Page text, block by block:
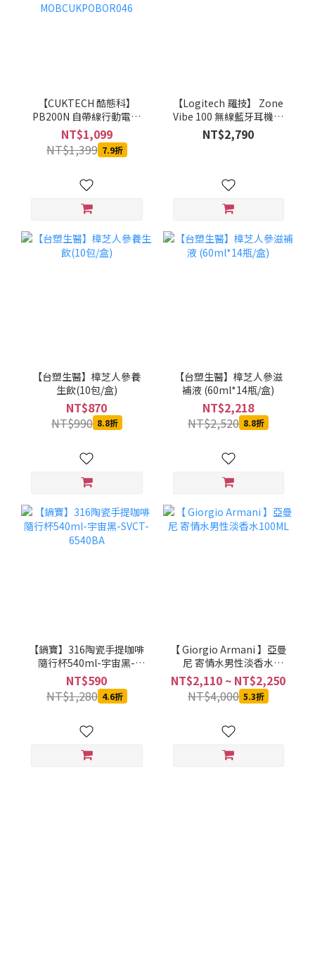
【CUKTECH 酷態科】
PB200N 自帶線行動電源
20000mAh-55W (銀白)-
MOBCUKPOBOR046
NT$1,099
NT$1,399 7.9折
【Logitech 羅技】 Zone
Vibe 100 無線藍牙耳機麥
克風(石墨灰/珍珠白/玫瑰
粉)
NT$2,790
【台塑生醫】樟芝人參養
生飲(10包/盒)
NT$870
NT$990 8.8折
【台塑生醫】樟芝人參滋
補液 (60ml*14瓶/盒)
NT$2,218
NT$2,520 8.8折
【鍋寶】316陶瓷手提咖啡
隨行杯540ml-宇宙黑-
SVCT-6540BA
NT$590
NT$1,280 4.6折
【 Giorgio Armani 】亞曼
尼 寄情水男性淡香水
100ML
NT$2,110 ~ NT$2,250
NT$4,000 5.3折